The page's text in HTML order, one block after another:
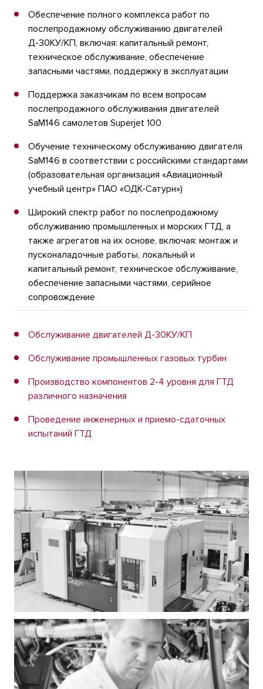
Обеспечение полного комплекса работ по
послепродажному обслуживанию двигателей
Д-30КУ/КП, включая: капитальный ремонт,
техническое обслуживание, обеспечение
запасными частями, поддержку в эксплуатации
Поддержка заказчикам по всем вопросам
послепродажного обслуживания двигателей
SaM146 самолетов Superjet 100
Обучение техническому обслуживанию двигателя
SaM146 в соответствии с российскими стандартами
(образовательная организация «Авиационный
учебный центр» ПАО «ОДК-Сатурн»)
Широкий спектр работ по послепродажному
обслуживанию промышленных и морских ГТД, а
также агрегатов на их основе, включая: монтаж и
пусконаладочные работы, локальный и
капитальный ремонт, техническое обслуживание,
обеспечение запасными частями, серийное
сопровождение
Обслуживание двигателей Д-30КУ/КП
Обслуживание промышленных газовых турбин
Производство компонентов 2-4 уровня для ГТД
различного назначения
Проведение инженерных и приемо-сдаточных
испытаний ГТД